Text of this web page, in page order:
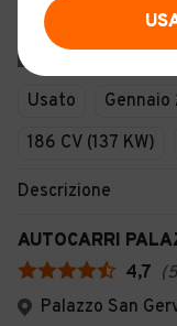
12
Usato Gennaio
186 CV (137 KW)
Descrizione
AUTOCARRI
4,7 (
Palazzo San